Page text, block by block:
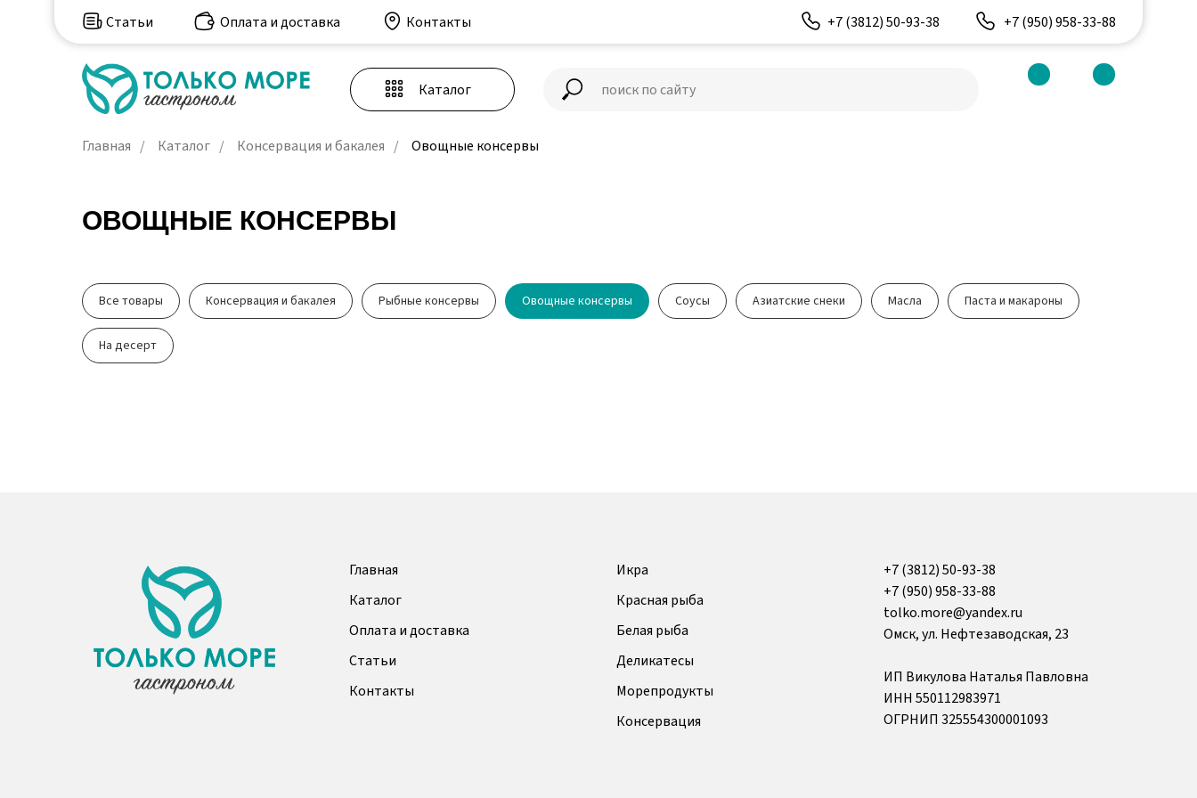
Статьи Оплата и доставка Контакты +7 (950) 958-33-88
+7 (3812) 50-93-38
Каталог
+7 (950) 958-33-88
Главная / Каталог / Консервация и бакалея / Овощные консервы
ОВОЩНЫЕ КОНСЕРВЫ
Все товары Консервация и бакалея Рыбные консервы Овощные консервы Соусы Азиатские снеки Масла Паста и макароны
На десерт
Главная
Каталог
Оплата и доставка
Статьи
Контакты
Икра
Красная рыба
Белая рыба
Деликатесы
Морепродукты
Консервация
+7 (3812) 50-93-38
+7 (950) 958-33-88
tolko.more@yandex.ru
Омск, ул. Нефтезаводская, 23
ИП Викулова Наталья Павловна
ИНН 550112983971
ОГРНИП 325554300001093